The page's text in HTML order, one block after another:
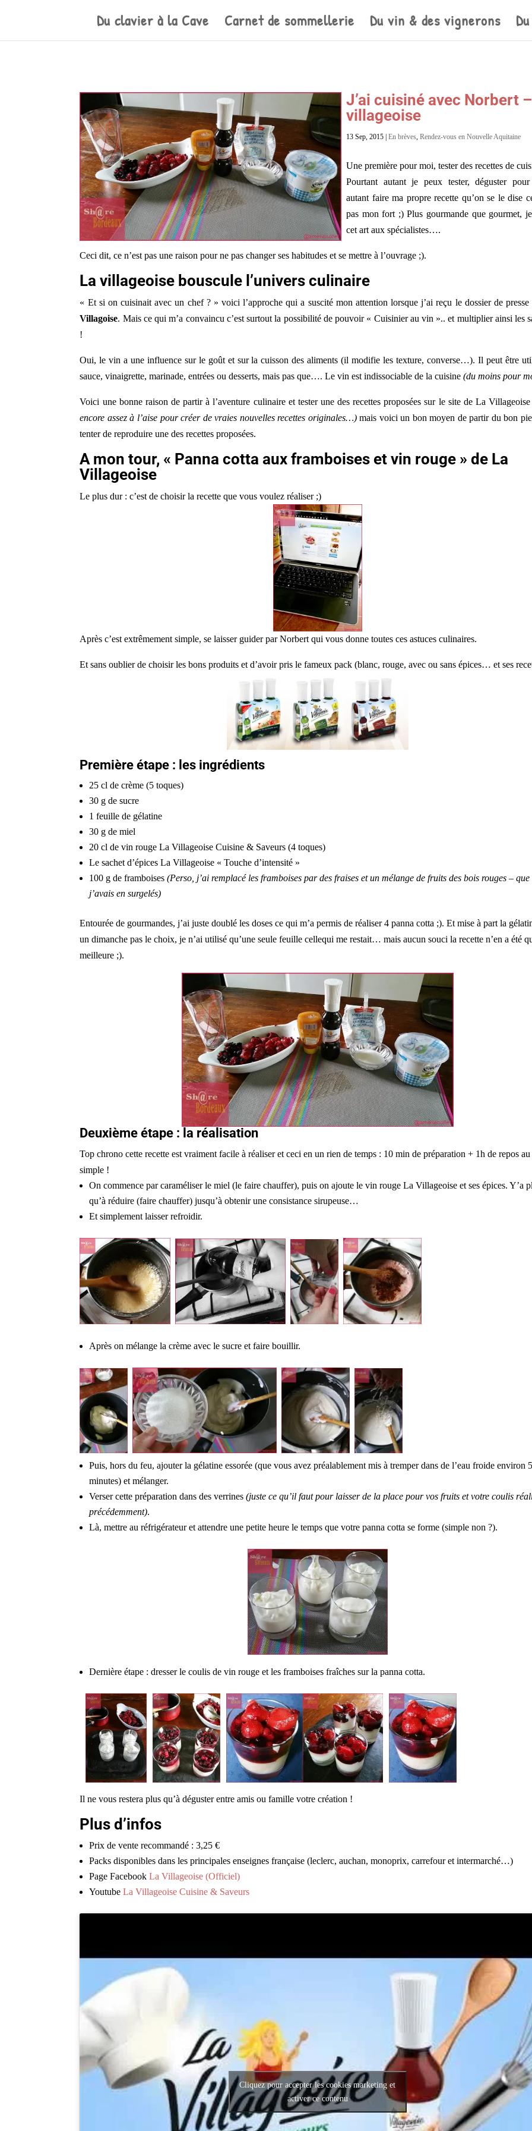
Du clavier à la Cave Carnet de sommellerie Du vin & des vignerons
J’ai cuisiné avec Norbert
villageoise
13 Sep, 2015| En brèves, Rendez-vous en Nouvelle Aquitaine
Une première pour moi, tester des recettes de
Pourtant autant je peux tester, déguster pour
autant faire ma propre recette qu’on se le dise
pas mon fort ;) Plus gourmande que gourmet,
cet art aux spécialistes….
Ceci dit, ce n’est pas une raison pour ne pas changer ses habitudes et se mettre à l’ouvrage ;).
La villageoise bouscule l’univers culinaire
« Et si on cuisinait avec un chef ? » voici l’approche qui a suscité mon attention lorsque j’ai reçu le dossier de
Villagoise. Mais ce qui m’a convaincu c’est surtout la possibilité de pouvoir « Cuisinier au vin ».. et multiplier ainsi les
!
Oui, le vin a une influence sur le goût et sur la cuisson des aliments (il modifie les texture, converse…). Il peut être
sauce, vinaigrette, marinade, entrées ou desserts, mais pas que…. Le vin est indissociable de la cuisine(du moins pour
Voici une bonne raison de partir à l’aventure culinaire et tester une des recettes proposées sur le site de La
encore assez à l’aise pour créer de vraies nouvelles recettes originales…)mais voici un bon moyen de partir du bon
tenter de reproduire une des recettes proposées.
A mon tour, « Panna cotta aux framboises et vin rouge » de La
Villageoise
Le plus dur : c’est de choisir la recette que vous voulez réaliser ;)
Après c’est extrêmement simple, se laisser guider par Norbert qui vous donne toutes ces astuces culinaires.
Et sans oublier de choisir les bons produits et d’avoir pris le fameux pack (blanc, rouge, avec ou sans épices… et ses
Première étape : les ingrédients
25 cl de crème (5 toques)
30 g de sucre
1 feuille de gélatine
30 g de miel
20 cl de vin rouge La Villageoise Cuisine & Saveurs (4 toques)
Le sachet d’épices La Villageoise « Touche d’intensité »
100 g de framboises(Perso, j’ai remplacé les framboises par des fraises et un mélange de fruits des bois rouges – que
j’avais en surgelés)
Entourée de gourmandes, j’ai juste doublé les doses ce qui m’a permis de réaliser 4 panna cotta ;). Et mise à part la
un dimanche pas le choix, je n’ai utilisé qu’une seule feuille cellequi me restait… mais aucun souci la recette n’en a été
meilleure ;).
Deuxième étape : la réalisation
Top chrono cette recette est vraiment facile à réaliser et ceci en un rien de temps : 10 min de préparation + 1h de repos
simple !
On commence par caraméliser le miel (le faire chauffer), puis on ajoute le vin rouge La Villageoise et ses épices. Y’a
qu’à réduire (faire chauffer) jusqu’à obtenir une consistance sirupeuse…
Et simplement laisser refroidir.
Après on mélange la crème avec le sucre et faire bouillir.
Puis, hors du feu, ajouter la gélatine essorée (que vous avez préalablement mis à tremper dans de l’eau froide environ 5
minutes) et mélanger.
Verser cette préparation dans des verrines (juste ce qu’il faut pour laisser de la place pour vos fruits et votre coulis
précédemment).
Là, mettre au réfrigérateur et attendre une petite heure le temps que votre panna cotta se forme (simple non ?).
Dernière étape : dresser le coulis de vin rouge et les framboises fraîches sur la panna cotta.
Il ne vous restera plus qu’à déguster entre amis ou famille votre création !
Plus d’infos
Prix de vente recommandé : 3,25 €
Packs disponibles dans les principales enseignes française (leclerc, auchan, monoprix, carrefour et intermarché…)
Page FacebookLa Villageoise (Officiel)
YoutubeLa Villageoise Cuisine & Saveurs
Cliquez pour accepter les cookies marketing et
activer ce contenu